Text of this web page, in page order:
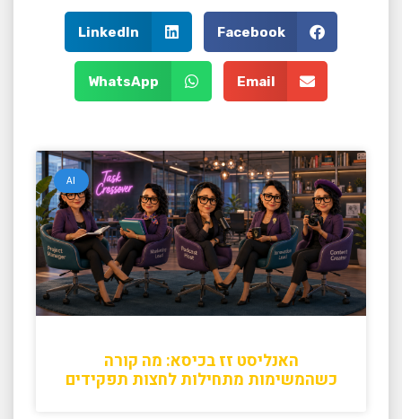
Facebook
LinkedIn
Email
WhatsApp
AI
האנליסט זז בכיסא: מה קורה
כשהמשימות מתחילות לחצות תפקידים